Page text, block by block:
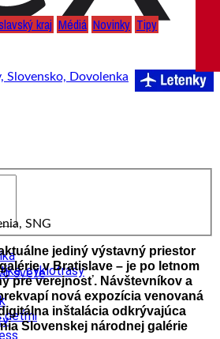
cyklotrasy
deťmi
svete
kraj Médiá Novinky Tipy
jediný výstavný priestor
v Bratislave – je po letnom
pre verejnosť. Návštevníkov a
nová expozícia venovaná
inštalácia odkrývajúca
Slovenskej národnej galérie